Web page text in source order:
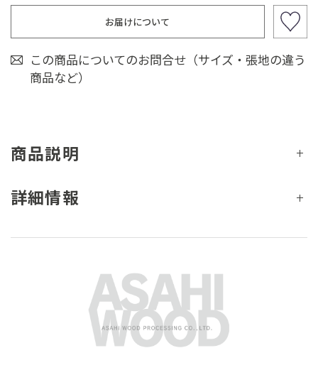
お届けについて
この商品についてのお問合せ（サイズ・張地の違う
商品など）
商品説明
詳細情報